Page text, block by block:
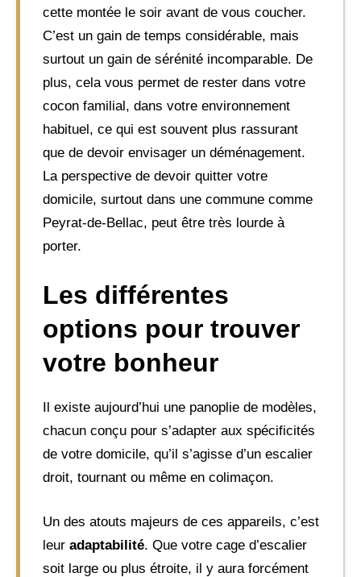
cette montée le soir avant de vous coucher.
C’est un gain de temps considérable, mais
surtout un gain de sérénité incomparable. De
plus, cela vous permet de rester dans votre
cocon familial, dans votre environnement
habituel, ce qui est souvent plus rassurant
que de devoir envisager un déménagement.
La perspective de devoir quitter votre
domicile, surtout dans une commune comme
Peyrat-de-Bellac, peut être très lourde à
porter.
Les différentes
options pour trouver
votre bonheur
Il existe aujourd’hui une panoplie de modèles,
chacun conçu pour s’adapter aux spécificités
de votre domicile, qu’il s’agisse d’un escalier
droit, tournant ou même en colimaçon.
Un des atouts majeurs de ces appareils, c’est
leur adaptabilité. Que votre cage d’escalier
soit large ou plus étroite, il y aura forcément